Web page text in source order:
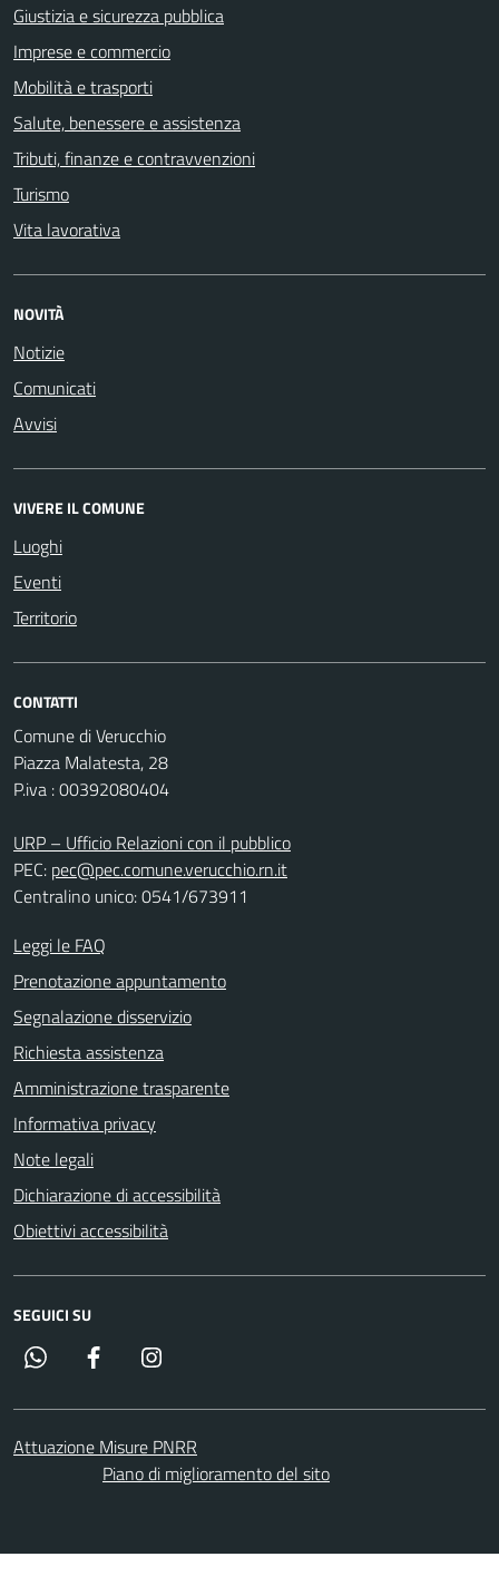
Giustizia e sicurezza pubblica
Imprese e commercio
Mobilità e trasporti
Salute, benessere e assistenza
Tributi, finanze e contravvenzioni
Turismo
Vita lavorativa
NOVITÀ
Notizie
Comunicati
Avvisi
VIVERE IL COMUNE
Luoghi
Eventi
Territorio
CONTATTI
Comune di Verucchio
Piazza Malatesta, 28
P.iva : 00392080404
URP – Ufficio Relazioni con il pubblico
PEC: pec@pec.comune.verucchio.rn.it
Centralino unico: 0541/673911
Leggi le FAQ
Prenotazione appuntamento
Segnalazione disservizio
Richiesta assistenza
Amministrazione trasparente
Informativa privacy
Note legali
Dichiarazione di accessibilità
Obiettivi accessibilità
SEGUICI SU
Whatsapp Facebook
Attuazione Misure PNRR
Piano di miglioramento del sito